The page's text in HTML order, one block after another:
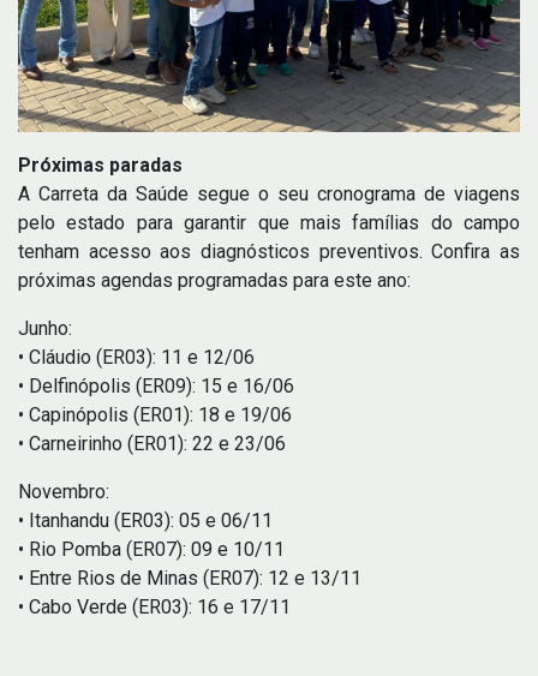
Próximas paradas
A Carreta da Saúde segue o seu cronograma de viagens
pelo estado para garantir que mais famílias do campo
tenham acesso aos diagnósticos preventivos. Confira as
próximas agendas programadas para este ano:
Junho:
• Cláudio (ER03): 11 e 12/06
• Delfinópolis (ER09): 15 e 16/06
• Capinópolis (ER01): 18 e 19/06
• Carneirinho (ER01): 22 e 23/06
Novembro:
• Itanhandu (ER03): 05 e 06/11
• Rio Pomba (ER07): 09 e 10/11
• Entre Rios de Minas (ER07): 12 e 13/11
• Cabo Verde (ER03): 16 e 17/11